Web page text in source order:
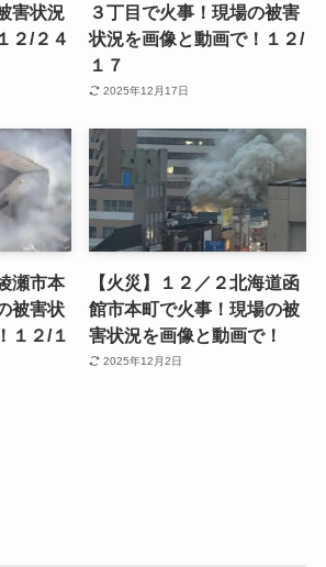
害状況
２/２４
３丁目で火事！現場の被害
状況を画像と動画で！１２/
１７
2025年12月17日
瀬市本
被害状
１２/１
【火災】１２／２北海道函
館市本町で火事！現場の被
害状況を画像と動画で！
2025年12月2日